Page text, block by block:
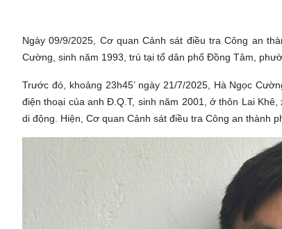
Ngày 09/9/2025, Cơ quan Cảnh sát điều tra Công an
Cường, sinh năm 1993, trú tại tổ dân phố Đồng Tâm,
Trước đó, khoảng 23h45’ ngày 21/7/2025, Hà Ngọc
điện thoại của anh Đ.Q.T, sinh năm 2001, ở thôn Lai
di động. Hiện, Cơ quan Cảnh sát điều tra Công an thành